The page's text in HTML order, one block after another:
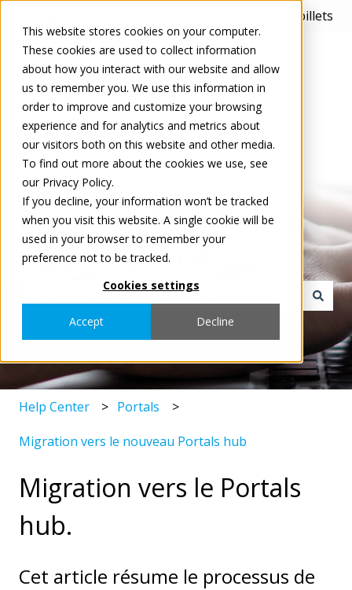
This website stores cookies on your computer.
These cookies are used to collect information
about how you interact with our website and allow
us to remember you. We use this information in
order to improve and customize your browsing
experience and for analytics and metrics about
our visitors both on this website and other media.
To find out more about the cookies we use, see
our Privacy Policy.
If you decline, your information won’t be tracked
when you visit this website. A single cookie will be
used in your browser to remember your
preference not to be tracked.
Cookies settings
Accept Decline
Afficher le sous-menu pour les traductions
Accédez à vos billets
Bienvenue à Tradeplace
Support Central
Il n'y a aucune suggestion car le champ de
Help Center Portals
Migration vers le nouveau Portals hub
Migration vers le Portals
hub.
Cet article résume le processus de